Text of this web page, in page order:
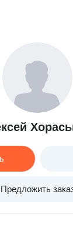
Предложить